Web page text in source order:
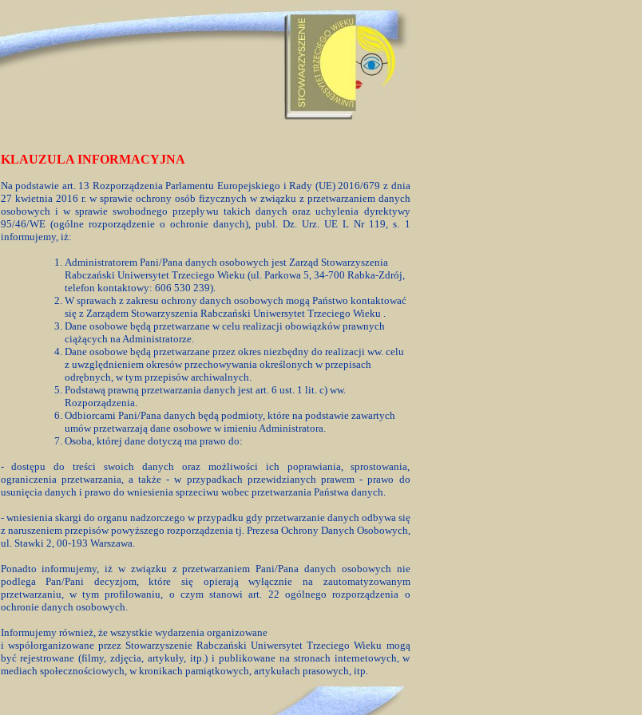
KLAUZULA INFORMACYJNA
Na podstawie art. 13 Rozporządzenia Parlamentu Europejskiego i Rady (UE) 2016/679 z dnia
27 kwietnia 2016 r. w sprawie ochrony osób fizycznych w związku z przetwarzaniem danych
osobowych i w sprawie swobodnego przepływu takich danych oraz uchylenia dyrektywy
95/46/WE (ogólne rozporządzenie o ochronie danych), publ. Dz. Urz. UE L Nr 119, s. 1
informujemy, iż:
Administratorem Pani/Pana danych osobowych jest Zarząd Stowarzyszenia
Rabczański Uniwersytet Trzeciego Wieku (ul. Parkowa 5, 34-700 Rabka-Zdrój,
telefon kontaktowy: 606 530 239).
W sprawach z zakresu ochrony danych osobowych mogą Państwo kontaktować
się z Zarządem Stowarzyszenia Rabczański Uniwersytet Trzeciego Wieku .
Dane osobowe będą przetwarzane w celu realizacji obowiązków prawnych
ciążących na Administratorze.
Dane osobowe będą przetwarzane przez okres niezbędny do realizacji ww. celu
z uwzględnieniem okresów przechowywania określonych w przepisach
odrębnych, w tym przepisów archiwalnych.
Podstawą prawną przetwarzania danych jest art. 6 ust. 1 lit. c) ww.
Rozporządzenia.
Odbiorcami Pani/Pana danych będą podmioty, które na podstawie zawartych
umów przetwarzają dane osobowe w imieniu Administratora.
Osoba, której dane dotyczą ma prawo do:
- dostępu do treści swoich danych oraz możliwości ich poprawiania, sprostowania,
ograniczenia przetwarzania, a także - w przypadkach przewidzianych prawem - prawo do
usunięcia danych i prawo do wniesienia sprzeciwu wobec przetwarzania Państwa danych.
- wniesienia skargi do organu nadzorczego w przypadku gdy przetwarzanie danych odbywa się
z naruszeniem przepisów powyższego rozporządzenia tj. Prezesa Ochrony Danych Osobowych,
ul. Stawki 2, 00-193 Warszawa.
Ponadto informujemy, iż w związku z przetwarzaniem Pani/Pana danych osobowych nie
podlega Pan/Pani decyzjom, które się opierają wyłącznie na zautomatyzowanym
przetwarzaniu, w tym profilowaniu, o czym stanowi art. 22 ogólnego rozporządzenia o
ochronie danych osobowych.
Informujemy również, że wszystkie wydarzenia organizowane
i współorganizowane przez Stowarzyszenie Rabczański Uniwersytet Trzeciego Wieku mogą
być rejestrowane (filmy, zdjęcia, artykuły, itp.) i publikowane na stronach internetowych, w
mediach społecznościowych, w kronikach pamiątkowych, artykułach prasowych, itp.